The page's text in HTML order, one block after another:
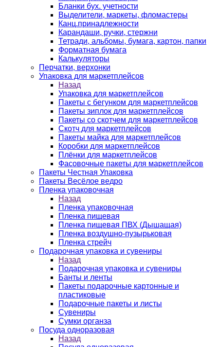
Бланки бух. учетности
Выделители, маркеты, фломастеры
Канц.принадлежности
Карандаши, ручки, стержни
Тетради, альбомы, бумага, картон, папки
Форматная бумага
Калькуляторы
Перчатки, верхонки
Упаковка для маркетплейсов
Назад
Упаковка для маркетплейсов
Пакеты с бегунком для маркетплейсов
Пакеты зиплок для маркетплейсов
Пакеты со скотчем для маркетплейсов
Скотч для маркетплейсов
Пакеты майка для маркетплейсов
Коробки для маркетплейсов
Плёнки для маркетплейсов
Фасовочные пакеты для маркетплейсов
Пакеты Честная Упаковка
Пакеты Весёлое ведро
Пленка упаковочная
Назад
Пленка упаковочная
Пленка пищевая
Пленка пищевая ПВХ (Дышащая)
Пленка воздушно-пузырьковая
Пленка стрейч
Подарочная упаковка и сувениры
Назад
Подарочная упаковка и сувениры
Банты и ленты
Пакеты подарочные картонные и
пластиковые
Подарочные пакеты и листы
Сувениры
Сумки органза
Посуда одноразовая
Назад